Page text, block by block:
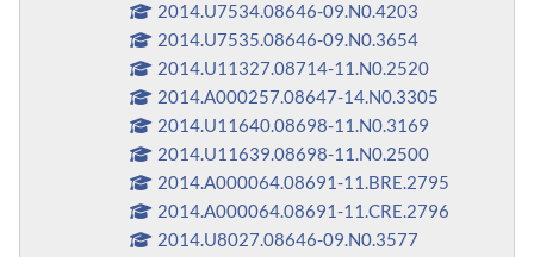
2014.U7534.08646-09.N0.4203
2014.U7535.08646-09.N0.3654
2014.U11327.08714-11.N0.2520
2014.A000257.08647-14.N0.3305
2014.U11640.08698-11.N0.3169
2014.U11639.08698-11.N0.2500
2014.A000064.08691-11.BRE.2795
2014.A000064.08691-11.CRE.2796
2014.U8027.08646-09.N0.3577